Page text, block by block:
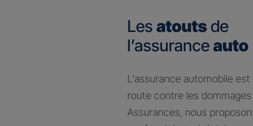
Les atoutsde
l’assuranceauto
​L’assurance automobile
route contre les
Assurances, nous